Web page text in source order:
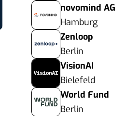
novomind AG
Hamburg
Zenloop
Berlin
VisionAI
Bielefeld
World Fund
Berlin